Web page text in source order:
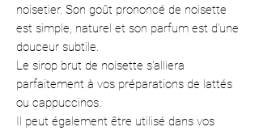
noisetier. Son goût prononcé de noisette
est simple, naturel et son parfum est d'une
douceur subtile.
Le sirop brut de noisette s'alliera
parfaitement à vos préparations de lattés
ou cappuccinos.
Il peut également être utilisé dans vos